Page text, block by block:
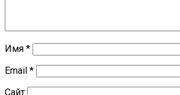
Имя *
Email *
Сайт